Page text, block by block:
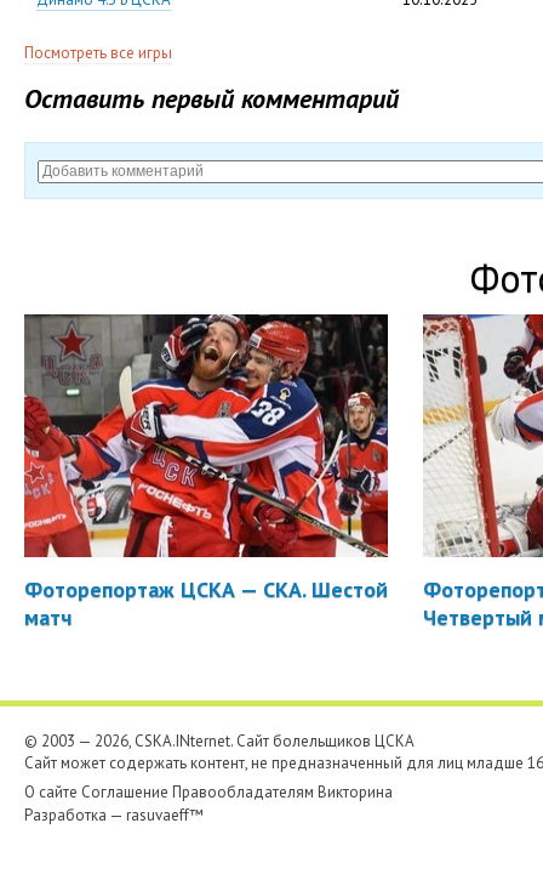
Посмотреть все игры
Оставить первый комментарий
Фоторепортаж ЦСКА — СКА. Шестой
матч
Четвертый
© 2003 — 2026, CSKA.INternet. Cайт болельщиков ЦСКА
Сайт может содержать контент, не предназначенный для лиц младше
О сайте Соглашение Правообладателям Викторина
Разработка — rasuvaeff™